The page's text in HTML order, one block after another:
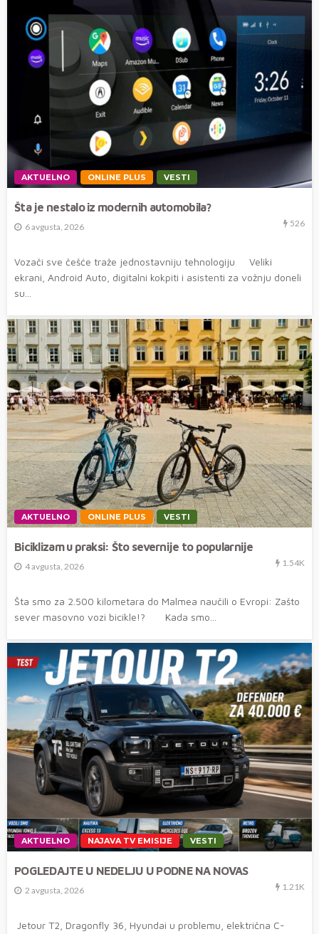
AKTUELNO ONLINE PLUS VESTI
Šta je nestalo iz modernih automobila?
6 avgusta, 2026 526
Vozači sve češće traže jednostavniju tehnologiju Veliki
ekrani, Android Auto, digitalni kokpiti i asistenti za vožnju doneli
su...
AKTUELNO ONLINE PLUS VESTI
Biciklizam u praksi: Što severnije to popularnije
4 avgusta, 2026 1.54K
Šta smo za 2.500 kilometara do Malmea naučili o Evropi: Zašto
sever masovno vozi bicikle!? Kada smo...
AKTUELNO NAJAVA TV EMISIJE VESTI
POGLEDAJTE U NEDELJU U PODNE NA NOVAS
2 avgusta, 2026 1.21K
Jetour T2, Dragonfly 36, Hyundai u problemu, električna C-